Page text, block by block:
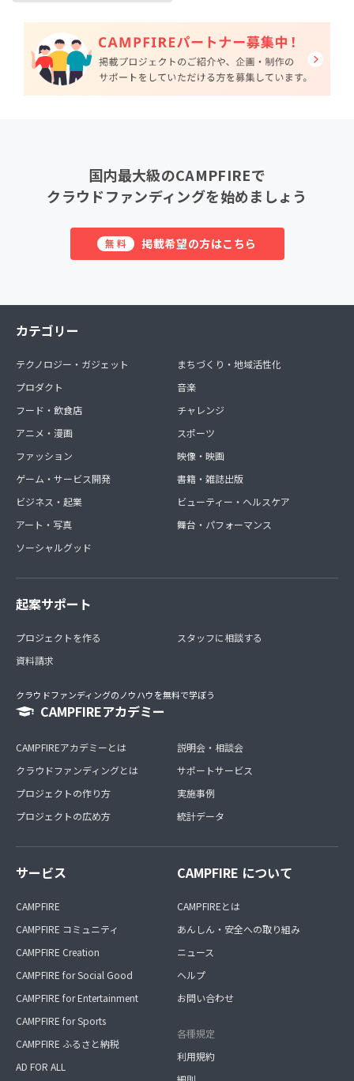
国内最大級のCAMPFIREで
クラウドファンディングを始めましょう
無料 掲載希望の方はこちら
カテゴリー
テクノロジー・ガジェット
プロダクト
フード・飲食店
アニメ・漫画
ファッション
ゲーム・サービス開発
ビジネス・起業
アート・写真
ソーシャルグッド
まちづくり・地域活性化
音楽
チャレンジ
スポーツ
映像・映画
書籍・雑誌出版
ビューティー・ヘルスケア
舞台・パフォーマンス
起案サポート
プロジェクトを作る
資料請求
スタッフに相談する
クラウドファンディングのノウハウを無料で学ぼう
CAMPFIREアカデミー
CAMPFIREアカデミーとは
クラウドファンディングとは
プロジェクトの作り方
プロジェクトの広め方
説明会・相談会
サポートサービス
実施事例
統計データ
サービス
CAMPFIRE
CAMPFIRE コミュニティ
CAMPFIRE Creation
CAMPFIRE for Social Good
CAMPFIRE for Entertainment
CAMPFIRE for Sports
CAMPFIRE ふるさと納税
AD FOR ALL
CAMPFIRE について
CAMPFIREとは
あんしん・安全への取り組み
ニュース
ヘルプ
お問い合わせ
各種規定
利用規約